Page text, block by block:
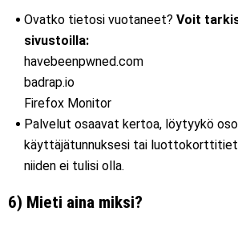
Ovatko tietosi vuotaneet? Voit
sivustoilla:
havebeenpwned.com
badrap.io
Firefox Monitor
Palvelut osaavat kertoa, löytyykö
käyttäjätunnuksesi tai
niiden ei tulisi olla.
6) Mieti aina miksi?